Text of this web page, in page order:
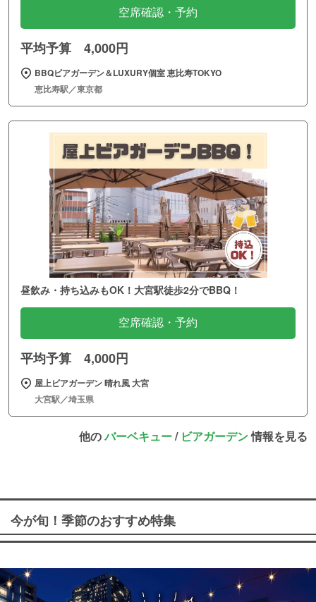
空席確認・予約
平均予算 4,000円
BBQビアガーデン＆LUXURY個室 恵比寿TOKYO
恵比寿駅／東京都
昼飲み・持ち込みもOK！大宮駅徒歩2分でBBQ！
空席確認・予約
平均予算 4,000円
屋上ビアガーデン 晴れ風 大宮
大宮駅／埼玉県
他のバーベキュー/ ビアガーデン情報を見る
今が旬！季節のおすすめ特集